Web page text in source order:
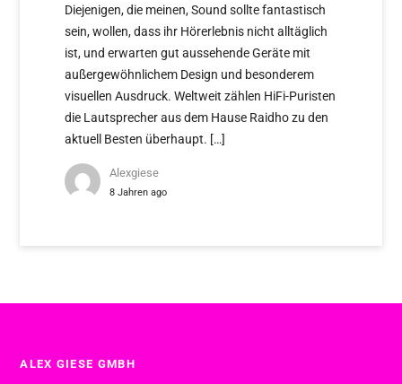
Diejenigen, die meinen, Sound sollte fantastisch
sein, wollen, dass ihr Hörerlebnis nicht alltäglich
ist, und erwarten gut aussehende Geräte mit
außergewöhnlichem Design und besonderem
visuellen Ausdruck. Weltweit zählen HiFi-Puristen
die Lautsprecher aus dem Hause Raidho zu den
aktuell Besten überhaupt. […]
Alexgiese
8 Jahren ago
ALEX GIESE GMBH